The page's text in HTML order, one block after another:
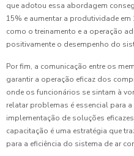
que adotou essa abordagem
15% e aumentar a produtividade
como o treinamento e a operação
positivamente o desempenho do
Por fim, a comunicação entre os
garantir a operação eficaz dos
onde os funcionários se sintam à
relatar problemas é essencial para
implementação de soluções
capacitação é uma estratégia que
para a eficiência do sistema de ar